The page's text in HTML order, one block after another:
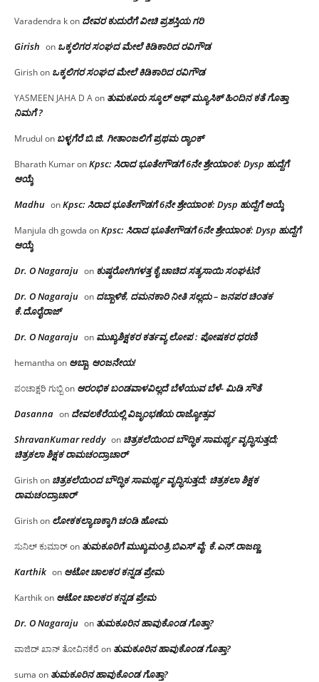
Varadendra kon ದೇವರ ಕುದುರೆಗೆ ವೀಚಿ ಪ್ರಶಸ್ತಿಯ ಗರಿ
Girish on ಒಕ್ಕಲಿಗರ ಸಂಘದ ಮೇಲೆ ಕಿಡಿಕಾರಿದ ರವಿಗೌಡ
Girishon ಒಕ್ಕಲಿಗರ ಸಂಘದ ಮೇಲೆ ಕಿಡಿಕಾರಿದ ರವಿಗೌಡ
YASMEEN JAHA D Aon ತುಮಕೂರು ಸ್ಕೂಲ್ ಆಫ್ ಮ್ಯೂಸಿಕ್ ಹಿಂದಿನ ಕತೆ ಗೊತ್ತಾ
ನಿಮಗೆ ?
Mrudul on ಬಳ್ಳಗೆರೆ ಬಿ.ಜಿ. ಗೀತಾಂಜಲಿಗೆ ಪ್ರಥಮ ರ‌್ಯಾಂಕ್
Bharath KumaronKpsc: ಸಿರಾದ ಭೂತೇಗೌಡಗೆ 6ನೇ ಶ್ರೇಯಾಂಕ: Dysp ಹುದ್ದೆಗೆ
ಆಯ್ಕೆ
Madhu onKpsc: ಸಿರಾದ ಭೂತೇಗೌಡಗೆ 6ನೇ ಶ್ರೇಯಾಂಕ: Dysp ಹುದ್ದೆಗೆ ಆಯ್ಕೆ
Manjula dh gowda onKpsc: ಸಿರಾದ ಭೂತೇಗೌಡಗೆ 6ನೇ ಶ್ರೇಯಾಂಕ: Dysp ಹುದ್ದೆಗೆ
ಆಯ್ಕೆ
Dr. O Nagaraju on ಕುಷ್ಠರೋಗಿಗಳತ್ತ ಕೈ ಚಾಚಿದ ಸತ್ಯಸಾಯಿ ಸಂಘಟನೆ
Dr. O Nagaraju on ದಬ್ಬಾಳಿಕೆ, ದಮನಕಾರಿ ನೀತಿ ಸಲ್ಲದು – ಜನಪರ ಚಿಂತಕ
ಕೆ.ದೊರೈರಾಜ್
Dr. O Nagaraju on ಮುಖ್ಯಶಿಕ್ಷಕರ ಕರ್ತವ್ಯ ಲೋಪ : ಪೋಷಕರ ಧರಣಿ
hemantha on ಅಬ್ಬಾ, ಆಂಜನೇಯ!
ಪಂಚಾಕ್ಷರಿ ಗುಬ್ಬಿon ಆರಂಭಿಕ ಬಂಡವಾಳವಿಲ್ಲದೆ ಬೆಳೆಯುವ ಬೆಳೆ- ಮಿಡಿ ಸೌತೆ
Dasanna on ದೇವಲಕೆರೆಯಲ್ಲಿ ವಿಜೃಂಭಣೆಯ ರಾಜ್ಯೋತ್ಸವ
ShravanKumar reddy on ಚಿತ್ರಕಲೆಯಿಂದ ಬೌದ್ಧಿಕ ಸಾಮರ್ಥ್ಯ ವೃದ್ಧಿಸುತ್ತದೆ;
ಚಿತ್ರಕಲಾ ಶಿಕ್ಷಕ ರಾಮಚಂದ್ರಾಚಾರ್
Girishon ಚಿತ್ರಕಲೆಯಿಂದ ಬೌದ್ಧಿಕ ಸಾಮರ್ಥ್ಯ ವೃದ್ಧಿಸುತ್ತದೆ; ಚಿತ್ರಕಲಾ ಶಿಕ್ಷಕ
ರಾಮಚಂದ್ರಾಚಾರ್
Girishon ಲೋಕಕಲ್ಯಾಣಕ್ಕಾಗಿ ಚಂಡಿ ಹೋಮ
ಸುನಿಲ್ ಕುಮಾರ್on ತುಮಕೂರಿಗೆ ಮುಖ್ಯಮಂತ್ರಿ ಬಿಎಸ್ ವೈ: ಕೆ.ಎನ್.ರಾಜಣ್ಣ
Karthik on ಆಟೋ ಚಾಲಕರ ಕನ್ನಡ ಪ್ರೇಮ
Karthikon ಆಟೋ ಚಾಲಕರ ಕನ್ನಡ ಪ್ರೇಮ
Dr. O Nagaraju on ತುಮಕೂರಿನ ಹಾವುಕೊಂಡ ಗೊತ್ತಾ?
ವಾಜಿದ್ ಖಾನ್ ತೋವಿನಕೆರೆ on ತುಮಕೂರಿನ ಹಾವುಕೊಂಡ ಗೊತ್ತಾ?
suma on ತುಮಕೂರಿನ ಹಾವುಕೊಂಡ ಗೊತ್ತಾ?